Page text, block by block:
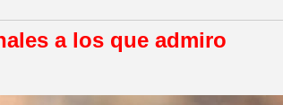
a los que admiro